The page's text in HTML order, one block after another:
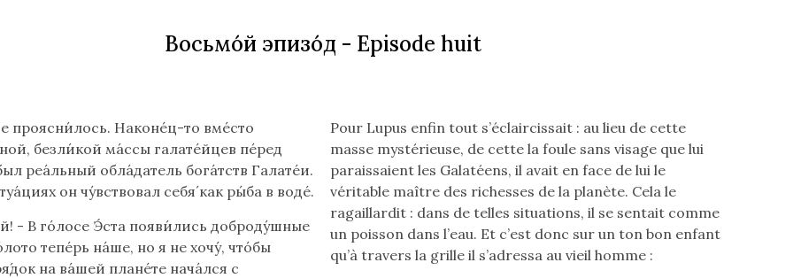
Восьмо́й эпизо́д - Episode huit
проясни́лось. Наконе́ц-то вме́сто
безли́кой ма́ссы галате́йцев пе́ред
реа́льный обла́датель бога́тств Галате́и.
он чу́вствовал себя́ как ры́ба в воде́.
- В го́лосе Э́ста появи́лись доброду́шные
тепе́рь на́ше, но я не хочу́, что́бы
на ва́шей плане́те нача́лся с
Lire
le
texte
en
français
(flèche
bas)
Pour Lupus enfin tout s’éclaircissait : au lieu de cette
masse mystérieuse, de cette la foule sans visage que lui
paraissaient les Galatéens, il avait en face de lui le
véritable maître des richesses de la planète. Cela le
ragaillardit : dans de telles situations, il se sentait comme
un poisson dans l’eau. Et c’est donc sur un ton bon enfant
qu’à travers la grille il s’adressa au vieil homme :